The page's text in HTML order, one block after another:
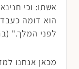
אשתו: וכי
הוא דומה
לפני המלך."
מכאן אנחנו